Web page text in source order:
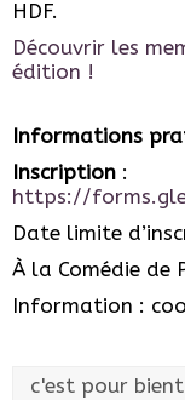
HDF.
Découvrir les
édition !
Informations
Inscription :
https://
Date limite
À la Comédie de
Information :
c'est pour